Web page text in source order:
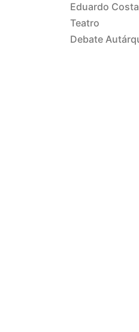
Eduardo Costa
Teatro
Debate